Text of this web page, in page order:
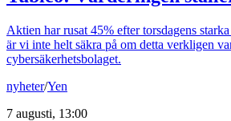
Aktien har rusat 45% efter torsdagens
är vi inte helt säkra på om detta verkligen
cybersäkerhetsbolaget.
nyheter/Yen
7 augusti, 13:00